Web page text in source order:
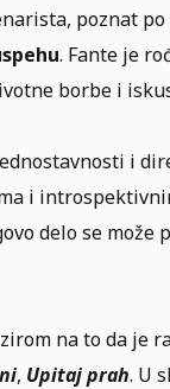
poznat
. Fante je
borbe i
i
i
delo se može
na to da je
, Upitaj prah. U